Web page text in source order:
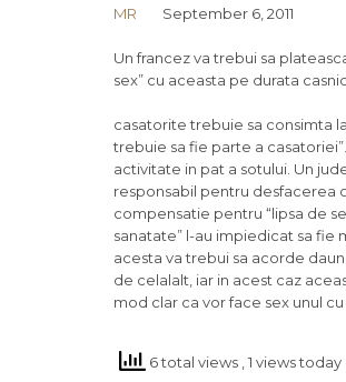
MR September 6, 2011
Un francez va trebui sa
sex” cu aceasta pe durata
casatorite trebuie sa consimta
trebuie sa fie parte a
activitate in pat a sotului. Un
responsabil pentru desfacerea
compensatie pentru “lipsa de
sanatate” l-au impiedicat sa fie
acesta va trebui sa acorde
de celalalt, iar in acest caz
mod clar ca vor face sex unul cu
6 total views , 1 views today